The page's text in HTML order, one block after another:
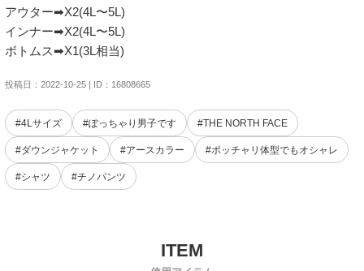
アウター➡︎X2(4L〜5L)
インナー➡︎X2(4L〜5L)
投稿日：2022-10-25 | ID：16808665
#4Lサイズ #ぽっちゃり男子です #THE NORTH FACE
#ダウンジャケット #アースカラー #ポッチャリ体型でもオシャレ
#シャツ #チノパンツ